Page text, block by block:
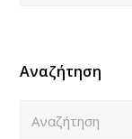
Αναζήτηση